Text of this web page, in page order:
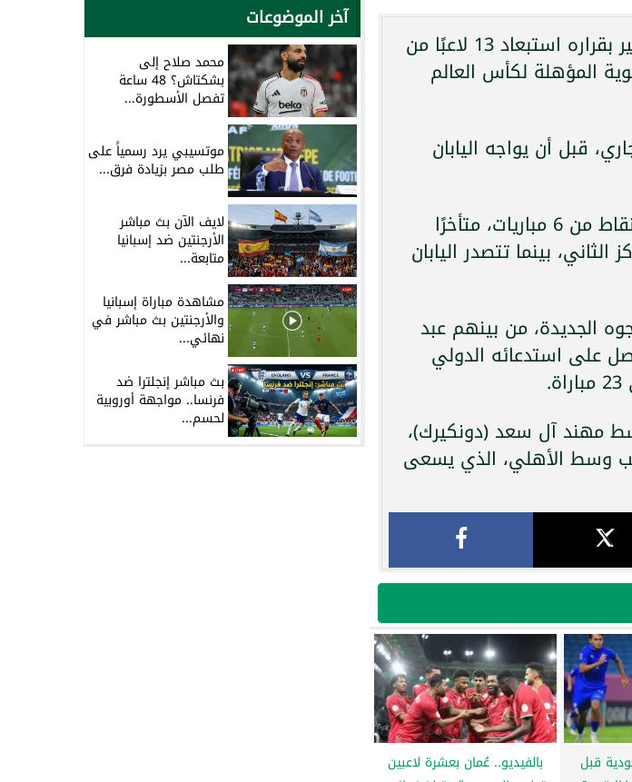
فاجأ الفرنسي هيرفي رينارد، مدرب المنتخب السعودي، الجماهير بقراره استبعاد 13 لاعبًا من
المؤهلة لكأس العالم
لاستضافة الصين في 20 مارس الجاري، قبل أن يواجه اليابان
ويحتل المنتخب السعودي المركز الرابع في المجموعة برصيد 6 نقاط من 6 مباريات، متأخرًا
بينما تتصدر اليابان
من الوجوه الجديدة، من بينهم عبد
من العمر 32 عامًا، والذي حصل على استدعائه الدولي
مهند آل سعد (دونكيرك)،
وسط الأهلي، الذي يسعى
قبل
بالفيديو.. عُمان بعشرة لاعبين
آخر الموضوعات
محمد صلاح إلى
بشكتاش؟ 48 ساعة
تفصل الأسطورة...
موتسيبي يرد رسمياً على
طلب مصر بزيادة فرق...
لايف الآن بث مباشر
الأرجنتين ضد إسبانيا
متابعة...
مشاهدة مباراة إسبانيا
والأرجنتين بث مباشر في
نهائي...
بث مباشر إنجلترا ضد
فرنسا.. مواجهة أوروبية
لحسم...